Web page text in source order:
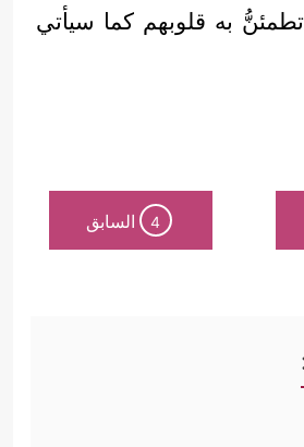
به قلوبهم كما سيأتي
4 السابق